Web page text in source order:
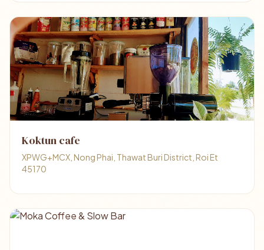
Koktun cafe
XPWG+MCX, Nong Phai, Thawat Buri District, Roi Et
45170